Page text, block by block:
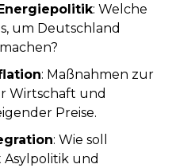
: Welche
um Deutschland
: Maßnahmen zur
Wirtschaft und
Preise.
: Wie soll
und